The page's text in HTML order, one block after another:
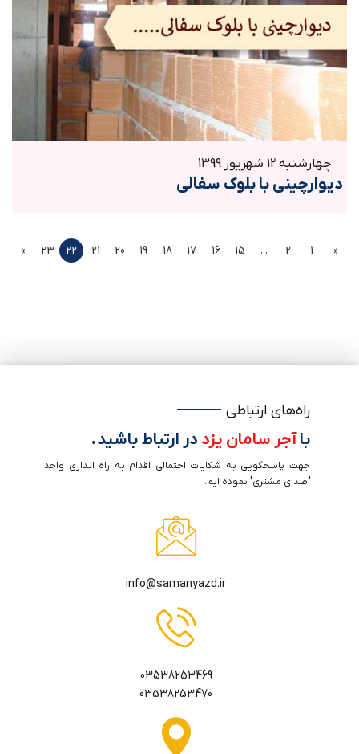
چهارشنبه 12 شهریور 1399
دیوارچینی با بلوک سفالی
«
1
2
...
15
16
17
18
19
20
21
22
23
»
راه‌های ارتباطی
باآجر سامان یزد در ارتباط باشید.
جهت پاسخگویی به شکایات احتمالی اقدام به راه اندازی واحد
"صدای مشتری" نموده ایم.
info@samanyazd.ir
03538253469
03538253470